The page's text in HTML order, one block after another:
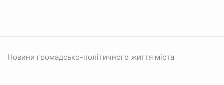
Новини громадсько-політичного життя міста